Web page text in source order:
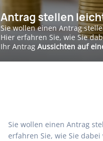
Antrag stellen
Sie wollen einen Antrag
Hier erfahren Sie, wie Sie
Ihr Antrag Aussichten auf
Sie wollen einen Antrag
erfahren Sie, wie Sie